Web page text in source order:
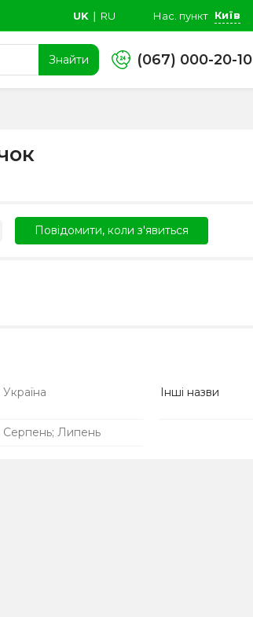
UK ∣ RU Нас. пункт Київ
Знайти (067) 000-20-10
Повідомити, коли з'явиться
Україна Інші назви
Серпень; Липень